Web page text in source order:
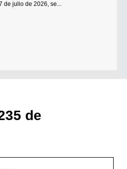
de julio de 2026, se...
de